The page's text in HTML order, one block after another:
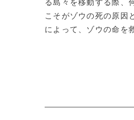
る島々を移動する際、
こそがゾウの死の原因
によって、ゾウの命を